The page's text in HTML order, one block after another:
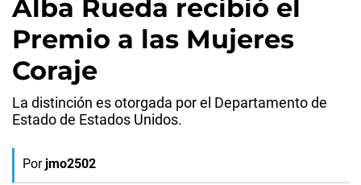
Alba Rueda recibió el
Premio a las Mujeres
Coraje
La distinción es otorgada por el Departamento de
Estado de Estados Unidos.
Por jmo2502